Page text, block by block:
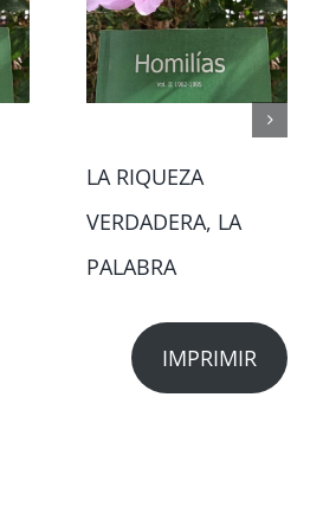
LA RIQUEZA
VERDADERA, LA
PALABRA
IMPRIMIR